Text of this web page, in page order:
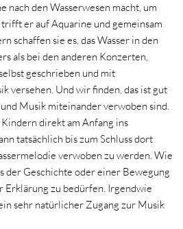
nach den Wasserwesen macht, um
er auf Aquarine und gemeinsam
schaffen sie es, das Wasser in den
als bei den anderen Konzerten,
geschrieben und mit
versehen. Und wir finden, das ist gut
Musik miteinander verwoben sind.
direkt am Anfang ins
tatsächlich bis zum Schluss dort
verwoben zu werden. Wie
der Geschichte oder einer Bewegung
zu bedürfen. Irgendwie
sehr natürlicher Zugang zur Musik